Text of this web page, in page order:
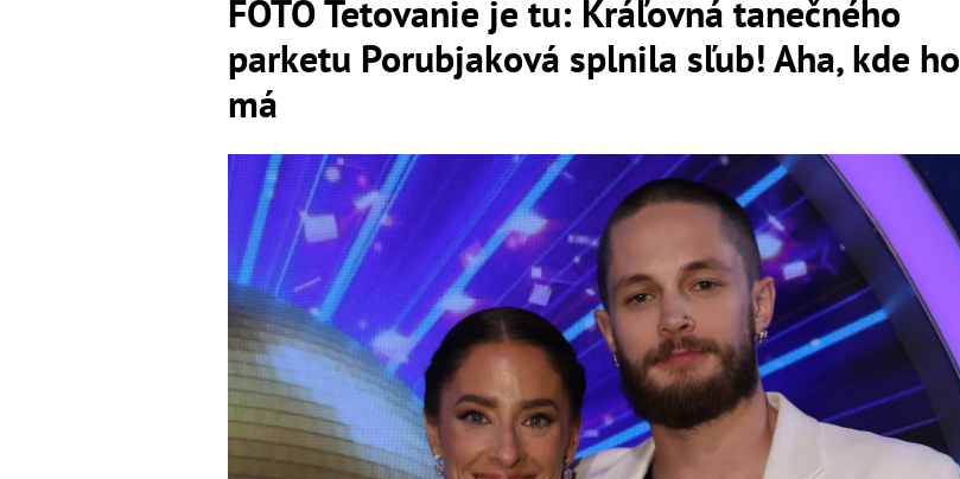
FOTO Tetovanie je tu: Kráľovná tanečného
parketu Porubjaková splnila sľub! Aha, kde ho
má